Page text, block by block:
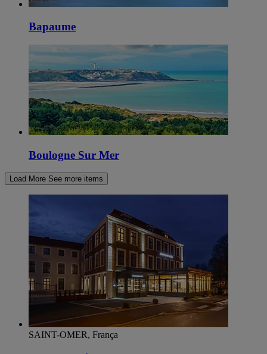
Bapaume
Boulogne Sur Mer
Load More See more items
SAINT-OMER, França